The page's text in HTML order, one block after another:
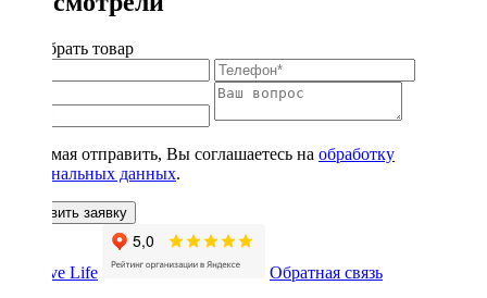
Подобрать товар
Нажимая отправить, Вы соглашаетесь на обработку
персональных данных.
Оставить заявку
Обратная связь